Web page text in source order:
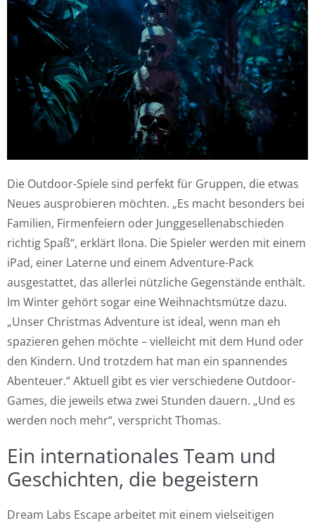
Die Outdoor-Spiele sind perfekt für Gruppen, die etwas
Neues ausprobieren möchten. „Es macht besonders bei
Familien, Firmenfeiern oder Junggesellenabschieden
richtig Spaß“, erklärt Ilona. Die Spieler werden mit einem
iPad, einer Laterne und einem Adventure-Pack
ausgestattet, das allerlei nützliche Gegenstände enthält.
Im Winter gehört sogar eine Weihnachtsmütze dazu.
„Unser Christmas Adventure ist ideal, wenn man eh
spazieren gehen möchte – vielleicht mit dem Hund oder
den Kindern. Und trotzdem hat man ein spannendes
Abenteuer.“ Aktuell gibt es vier verschiedene Outdoor-
Games, die jeweils etwa zwei Stunden dauern. „Und es
werden noch mehr“, verspricht Thomas.
Ein internationales Team und
Geschichten, die begeistern
Dream Labs Escape arbeitet mit einem vielseitigen